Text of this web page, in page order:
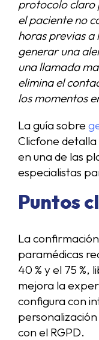
protocolo claro
el paciente no
horas previas a
generar una
una llamada
elimina el
los momentos
La guía sobre
Clicfone
en una de las
especialistas
Puntos
La
paramédicas
40 % y el 75
mejora la
configura con
con el RGPD.